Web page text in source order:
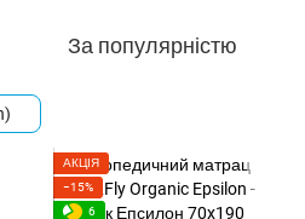
За популярністю
АКЦІЯ
−15%
6